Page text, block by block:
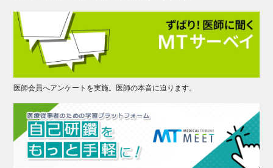
医師会員へアンケートを実施。医師の本音に迫ります。